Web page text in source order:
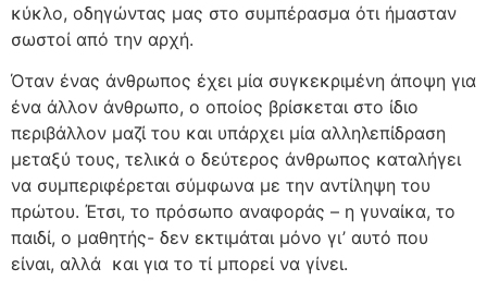
κύκλο, οδηγώντας μας στο συμπέρασμα ότι ήμασταν
σωστοί από την αρχή.
Όταν ένας άνθρωπος έχει μία συγκεκριμένη άποψη για
ένα άλλον άνθρωπο, ο οποίος βρίσκεται στο ίδιο
περιβάλλον μαζί του και υπάρχει μία αλληλεπίδραση
μεταξύ τους, τελικά ο δεύτερος άνθρωπος καταλήγει
να συμπεριφέρεται σύμφωνα με την αντίληψη του
πρώτου. Έτσι, το πρόσωπο αναφοράς – η γυναίκα, το
παιδί, ο μαθητής- δεν εκτιμάται μόνο γι’ αυτό που
είναι, αλλά και για το τί μπορεί να γίνει.